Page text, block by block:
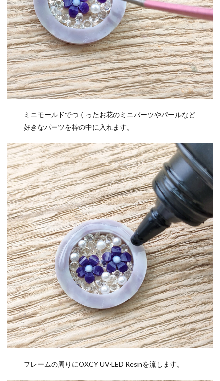
ミニモールドでつくったお花のミニパーツやパールなど
好きなパーツを枠の中に入れます。
フレームの周りにOXCY UV-LED Resinを流します。